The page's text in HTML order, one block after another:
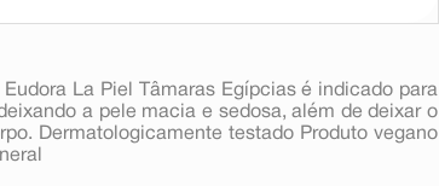
La Piel Tâmaras Egípcias é indicado para
a pele macia e sedosa, além de deixar o
Dermatologicamente testado Produto vegano